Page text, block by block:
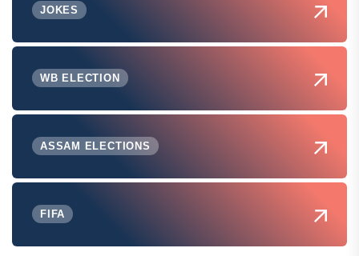
JOKES
WB ELECTION
ASSAM ELECTIONS
FIFA